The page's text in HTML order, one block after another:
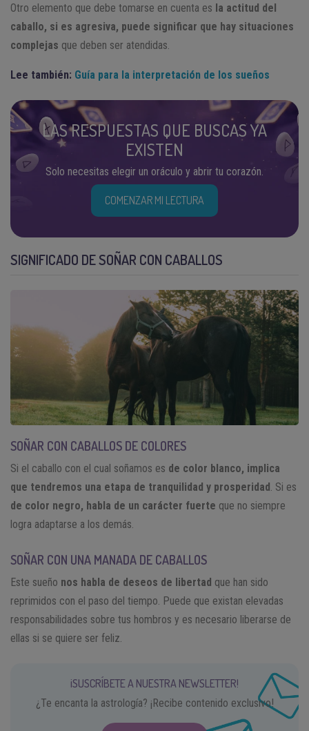
Otro elemento que debe tomarse en cuenta es la actitud del
caballo, si es agresiva, puede significar que hay situaciones
complejas que deben ser atendidas.
Lee también: Guía para la interpretación de los sueños
LAS RESPUESTAS QUE BUSCAS YA
EXISTEN
Solo necesitas elegir un oráculo y abrir tu corazón.
COMENZAR MI LECTURA
SIGNIFICADO DE SOÑAR CON CABALLOS
SOÑAR CON CABALLOS DE COLORES
Si el caballo con el cual soñamos es de color blanco, implica
que tendremos una etapa de tranquilidad y prosperidad . Si es
de color negro, habla de un carácter fuerte que no siempre
logra adaptarse a los demás.
SOÑAR CON UNA MANADA DE CABALLOS
Este sueño nos habla de deseos de libertad que han sido
reprimidos con el paso del tiempo. Puede que existan elevadas
responsabilidades sobre tus hombros y es necesario liberarse de
ellas si se quiere ser feliz.
¡SUSCRÍBETE A NUESTRA NEWSLETTER!
¿Te encanta la astrología? ¡Recibe contenido exclusivo!